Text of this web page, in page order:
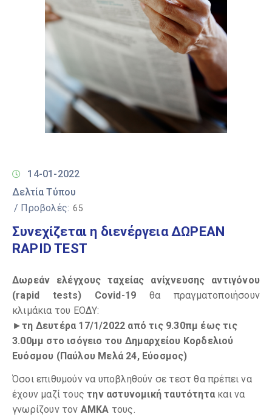
14-01-2022
Δελτία Τύπου
/ Προβολές: 65
Συνεχίζεται η διενέργεια ΔΩΡΕΑΝ
RAPID TEST
Δωρεάν ελέγχους ταχείας ανίχνευσης αντιγόνου
(rapid tests) Covid-19 θα πραγματοποιήσουν
κλιμάκια του ΕΟΔΥ:
►τη Δευτέρα 1 7/1/2022 από τις 9.30πμ έως τις
3.00μμ στο ισόγειο του Δημαρχείου Κορδελιού
Ευόσμου (Παύλου Μελά 24, Εύοσμος)
Όσοι επιθυμούν να υποβληθούν σε τεστ θα πρέπει να
έχουν μαζί τουςτην αστυνομική ταυτότητα και να
γνωρίζουν τον ΑΜΚΑ τους.